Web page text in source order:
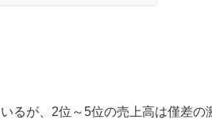
るが、2位～5位の売上高は僅差の